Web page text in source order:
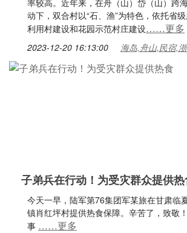
率较高。近年来，在舟（山）岱（山）跨
动下，双合村以“石、渔”为特色，依托省
利用村建设和花园示范村庄建设……更多
2023-12-20 16:13:00 海岛,舟山,民宿,
子弟兵在行动！为受灾群众提供
今天一早，陆军第76集团军某旅在甘肃临
镇肖红坪村提供热食保障。辛苦了，致敬
事 ……更多